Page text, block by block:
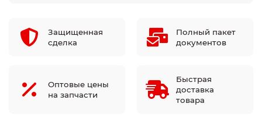
Защищенная
сделка
Полный пакет
документов
Оптовые цены
на запчасти
Быстрая
доставка
товара